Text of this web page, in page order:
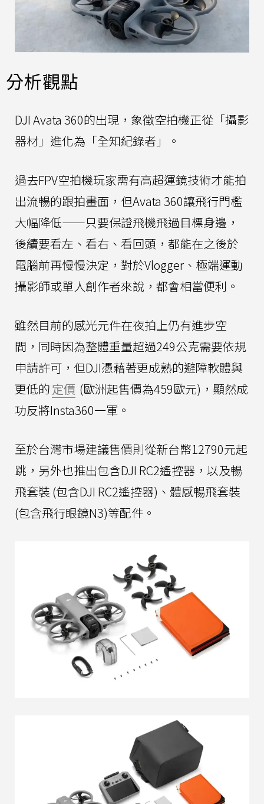
分析觀點
DJI Avata 360的出現，象徵空拍機正從「攝影
器材」進化為「全知紀錄者」。
過去FPV空拍機玩家需有高超運鏡技術才能拍
出流暢的跟拍畫面，但Avata 360讓飛行門檻
大幅降低——只要保證飛機飛過目標身邊，
後續要看左、看右、看回頭，都能在之後於
電腦前再慢慢決定，對於Vlogger、極端運動
攝影師或單人創作者來說，都會相當便利。
雖然目前的感光元件在夜拍上仍有進步空
間，同時因為整體重量超過249公克需要依規
申請許可，但DJI憑藉著更成熟的避障軟體與
更低的定價 (歐洲起售價為459歐元)，顯然成
功反將Insta360一軍。
至於台灣市場建議售價則從新台幣12790元起
跳，另外也推出包含DJI RC2遙控器，以及暢
飛套裝 (包含DJI RC2遙控器)、體感暢飛套裝
(包含飛行眼鏡N3)等配件。